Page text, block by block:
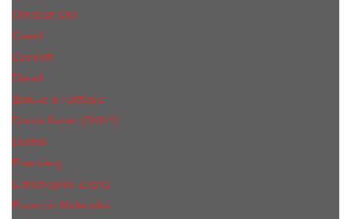
Christian Dior
Creed
Davidoff
Diesel
Дольче & Габбана
Donna Karan (DKNY)
Dunhill
Eisenberg
Ermenegildo Zegna
Escentric Molecules